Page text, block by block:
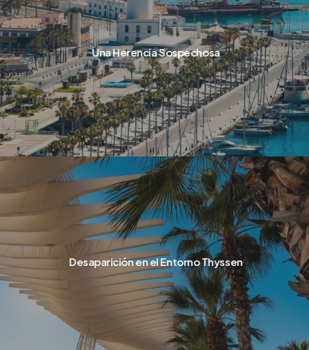
Una Herencia Sospechosa
Desaparición en el Entorno Thyssen